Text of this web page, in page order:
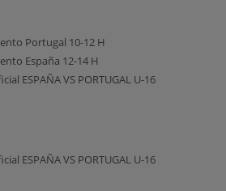
Portugal 10-12 H
España 12-14 H
ESPAÑA VS PORTUGAL U-16
ESPAÑA VS PORTUGAL U-16